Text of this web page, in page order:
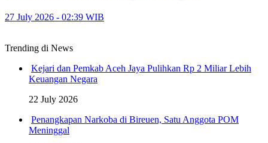
27 July 2026 - 02:39 WIB
Trending di News
Kejari dan Pemkab Aceh Jaya Pulihkan Rp 2 Miliar Lebih
Keuangan Negara
22 July 2026
Penangkapan Narkoba di Bireuen, Satu Anggota POM
Meninggal